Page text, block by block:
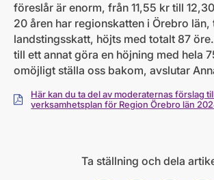
föreslår är enorm, från 11,55 kr till
20 åren har regionskatten i Örebro
landstingsskatt, höjts med totalt 87
till ett annat göra en höjning med hela
omöjligt ställa oss bakom, avslutar
Här kan du ta del av moderaternas förslag
verksamhetsplan för Region Örebro län
Ladda ner
Ta ställning och dela